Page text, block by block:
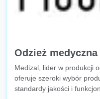
Odzież medyczna
Medizal, lider w produkcji
oferuje szeroki wybór
standardy jakości i